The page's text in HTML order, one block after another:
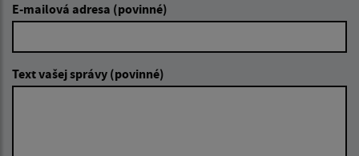
E-mailová adresa (povinné)
Text vašej správy (povinné)